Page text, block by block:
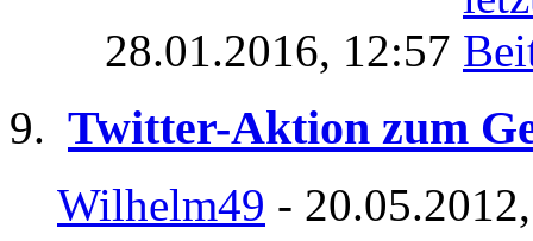
28.01.2016, 12:57
Twitter-Aktion zum
Wilhelm49 -